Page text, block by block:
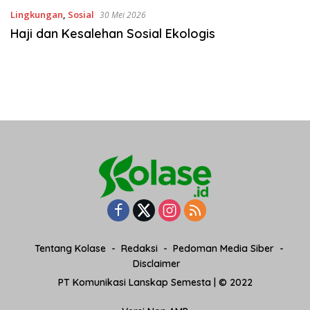
Lingkungan, Sosial 30 Mei 2026
Haji dan Kesalehan Sosial Ekologis
Tentang Kolase Redaksi
Pedoman Media Siber
Disclaimer
PT Komunikasi Lanskap Semesta | © 2022